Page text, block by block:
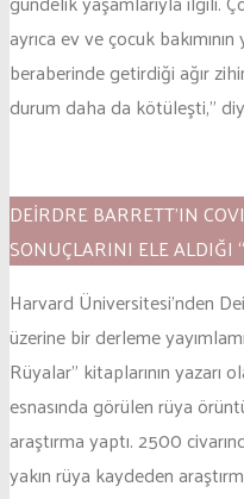
ayrıca ev ve çocuk bakımının
beraberinde getirdiği ağır
durum daha da kötüleşti,”
DEIRDRE BARRETT’IN
SONUÇLARINI ELE ALDIĞI
Harvard Üniversitesi’nden
üzerine bir derleme
Rüyalar” kitaplarının
esnasında görülen rüya
araştırma yaptı. 2500
yakın rüya kaydeden